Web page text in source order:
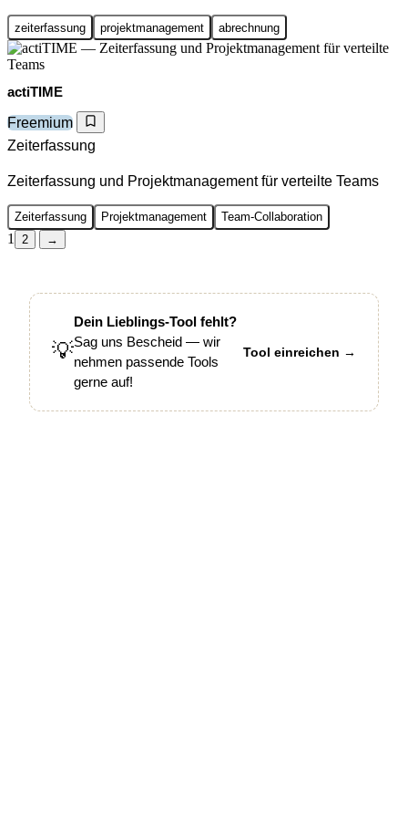
zeiterfassung projektmanagement abrechnung
actiTIME
Freemium
Zeiterfassung
Zeiterfassung und Projektmanagement für verteilte Teams
Zeiterfassung Projektmanagement Team-Collaboration
1 2 →
💡
Dein Lieblings-Tool fehlt?
Sag uns Bescheid — wir
nehmen passende Tools
gerne auf!
Tool einreichen →